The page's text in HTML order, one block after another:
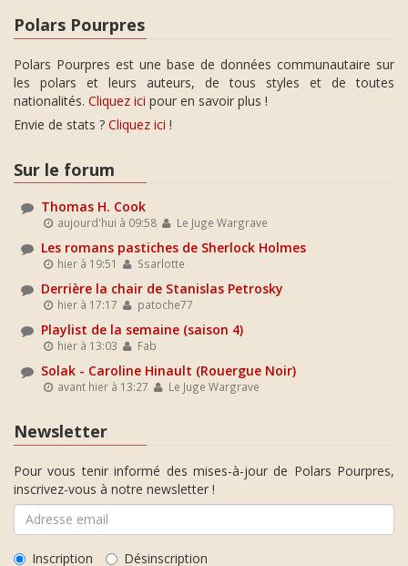
Polars Pourpres
Polars Pourpres est une base de données communautaire sur
les polars et leurs auteurs, de tous styles et de toutes
nationalités. Cliquez ici pour en savoir plus !
Envie de stats ? Cliquez ici !
Sur le forum
Thomas H. Cook
aujourd'hui à 09:58 Le Juge Wargrave
Les romans pastiches de Sherlock Holmes
hier à 19:51 Ssarlotte
Derrière la chair de Stanislas Petrosky
hier à 17:17 patoche77
Playlist de la semaine (saison 4)
hier à 13:03 Fab
Solak - Caroline Hinault (Rouergue Noir)
avant hier à 13:27 Le Juge Wargrave
Newsletter
Pour vous tenir informé des mises-à-jour de Polars Pourpres,
inscrivez-vous à notre newsletter !
Inscription Désinscription